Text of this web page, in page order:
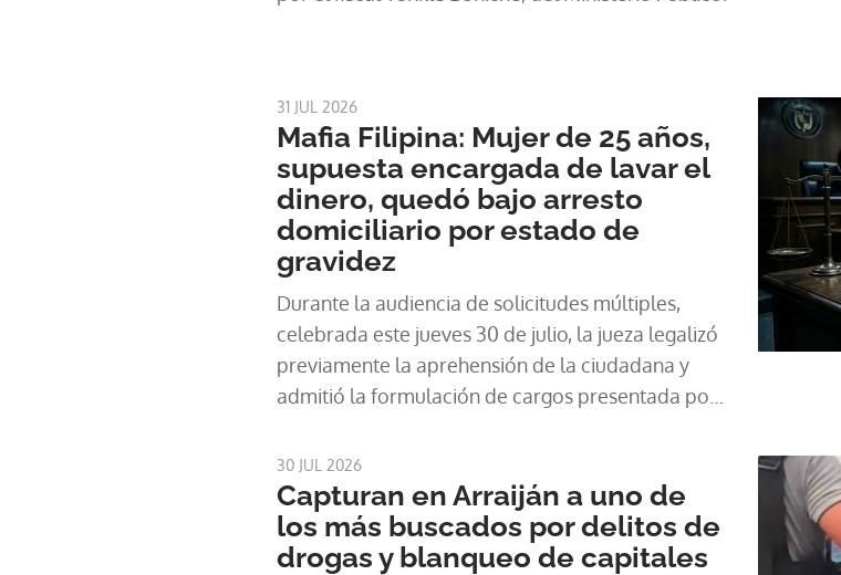
31 JUL 2026
Mafia Filipina: Mujer de 25 años,
supuesta encargada de lavar el
dinero, quedó bajo arresto
domiciliario por estado de
gravidez
Durante la audiencia de solicitudes múltiples,
celebrada este jueves 30 de julio, la jueza legalizó
previamente la aprehensión de la ciudadana y
admitió la formulación de cargos presentada por
Linda D
30 JUL 2026
Capturan en Arraiján a uno de
los más buscados por delitos de
drogas y blanqueo de capitales